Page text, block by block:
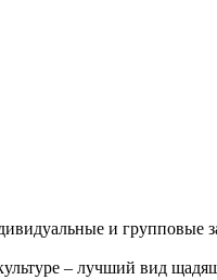
и групповые
– лучший вид